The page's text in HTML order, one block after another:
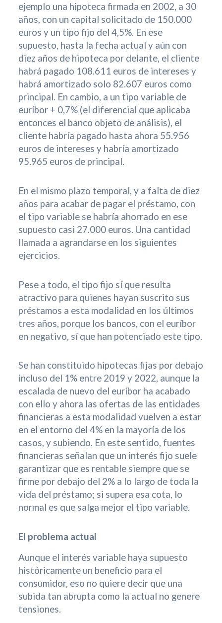
ejemplo una hipoteca firmada en 2002, a 30
años, con un capital solicitado de 150.000
euros y un tipo fijo del 4,5%. En ese
supuesto, hasta la fecha actual y aún con
diez años de hipoteca por delante, el cliente
habrá pagado 108.611 euros de intereses y
habrá amortizado solo 82.607 euros como
principal. En cambio, a un tipo variable de
euríbor + 0,7% (el diferencial que aplicaba
entonces el banco objeto de análisis), el
cliente habría pagado hasta ahora 55.956
euros de intereses y habría amortizado
95.965 euros de principal.
En el mismo plazo temporal, y a falta de diez
años para acabar de pagar el préstamo, con
el tipo variable se habría ahorrado en ese
supuesto casi 27.000 euros. Una cantidad
llamada a agrandarse en los siguientes
ejercicios.
Pese a todo, el tipo fijo sí que resulta
atractivo para quienes hayan suscrito sus
préstamos a esta modalidad en los últimos
tres años, porque los bancos, con el euríbor
en negativo, sí que han potenciado este tipo.
Se han constituido hipotecas fijas por debajo
incluso del 1% entre 2019 y 2022, aunque la
escalada de nuevo del euríbor ha acabado
con ello y ahora las ofertas de las entidades
financieras a esta modalidad vuelven a estar
en el entorno del 4% en la mayoría de los
casos, y subiendo. En este sentido, fuentes
financieras señalan que un interés fijo suele
garantizar que es rentable siempre que se
firme por debajo del 2% a lo largo de toda la
vida del préstamo; si supera esa cota, lo
normal es que salga mejor el tipo variable.
El problema actual
Aunque el interés variable haya supuesto
históricamente un beneficio para el
consumidor, eso no quiere decir que una
subida tan abrupta como la actual no genere
tensiones.